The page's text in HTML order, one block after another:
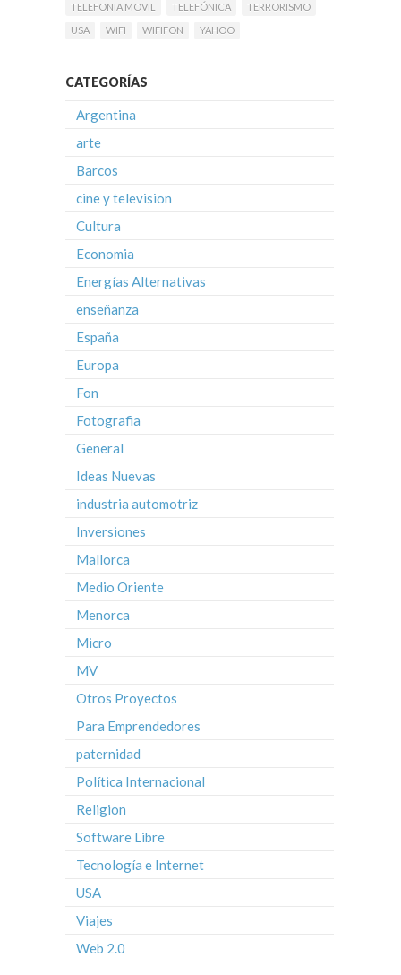
TELEFONIA MOVIL
TELEFÓNICA
TERRORISMO
USA
WIFI WIFIFON YAHOO
CATEGORÍAS
Argentina
arte
Barcos
cine y television
Cultura
Economia
Energías Alternativas
enseñanza
España
Europa
Fon
Fotografia
General
Ideas Nuevas
industria automotriz
Inversiones
Mallorca
Medio Oriente
Menorca
Micro
MV
Otros Proyectos
Para Emprendedores
paternidad
Política Internacional
Religion
Software Libre
Tecnología e Internet
USA
Viajes
Web 2.0